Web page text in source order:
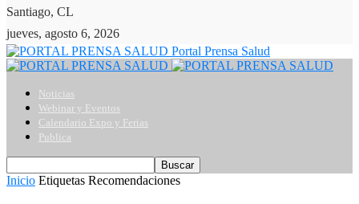
Santiago, CL
jueves, agosto 6, 2026
Portal Prensa Salud
Noticias
Webinar y Eventos
Calendario Expo y Ferias
Publica
Inicio Etiquetas Recomendaciones